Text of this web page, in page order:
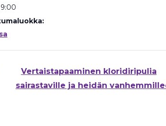
Vertaistapaaminen kloridiripulia
sairastaville ja heidän